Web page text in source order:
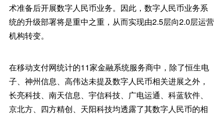
术准备后开展数字人民币业务。因此，数字人民币业务系
统的升级部署将是重中之重，从而实现由2.5层向2.0层运营
机构转变。
在移动支付网统计的11家金融系统服务商中，除了恒生电
子、神州信息、高伟达未提及数字人民币相关进展之外，
长亮科技、南天信息、宇信科技、广电运通、科蓝软件、
京北方、四方精创、天阳科技均透露了其数字人民币的相